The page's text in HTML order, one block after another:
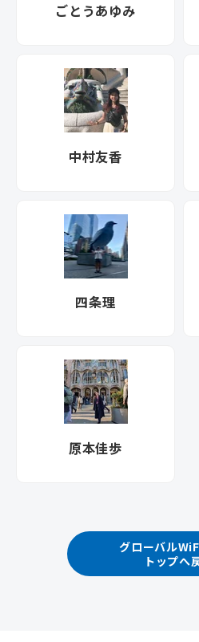
ごとうあゆみ
中村友香
四条理
原本佳歩
グローバル
トップへ